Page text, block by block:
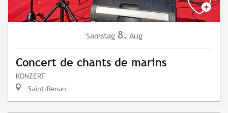
Samstag 8. Aug
Concert de chants de marins
KONZERT
Saint-Renan